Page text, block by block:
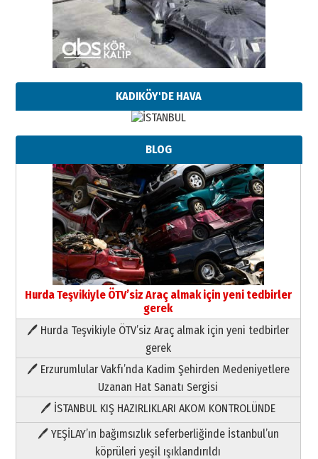
KADIKÖY'DE HAVA
BLOG
Hurda Teşvikiyle ÖTV’siz Araç almak için yeni tedbirler
gerek
🖊 Hurda Teşvikiyle ÖTV’siz Araç almak için yeni tedbirler
gerek
🖊 Erzurumlular Vakfı’nda Kadim Şehirden Medeniyetlere
Uzanan Hat Sanatı Sergisi
🖊 İSTANBUL KIŞ HAZIRLIKLARI AKOM KONTROLÜNDE
🖊 YEŞİLAY’ın bağımsızlık seferberliğinde İstanbul’un
köprüleri yeşil ışıklandırıldı
Paranın Aile Kültüründeki Yeri
03 Ağustos 2026 Pazartesi
Yıldırım Gündoğdu
HAVVA’NIN ÜÇ KIZI
09 Temmuz 2026 Perşembe